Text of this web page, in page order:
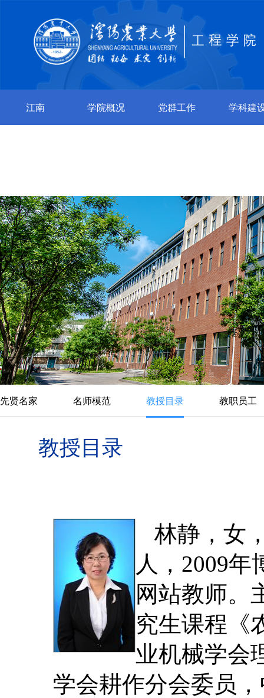
江南 学院概况 党群工作 学科建
先贤名家 名师模范 教授目录 教职员工
教授目录
林静，女
人，2009
网站教师。
究生课程《
业机械学会
学会耕作分会委员